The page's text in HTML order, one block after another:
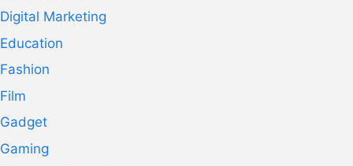
Digital Marketing
Education
Fashion
Film
Gadget
Gaming